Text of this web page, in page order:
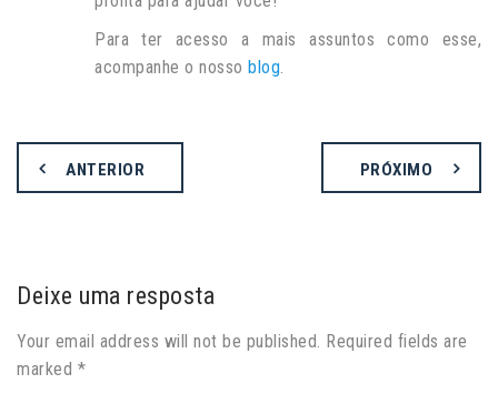
Para ter acesso a mais assuntos como esse,
acompanhe o nosso blog.
ANTERIOR PRÓXIMO
Deixe uma resposta
Your email address will not be published. Required fields are
marked *